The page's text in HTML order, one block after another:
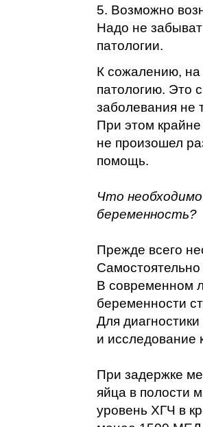
5. Возможно
Надо не
патологии.
К сожалению, на
патологию. Это
заболевания не
При этом
не произошел
помощь.
Что
беременность?
Прежде всего
В современном
беременности
Для
и исследование
При задержке
яйца в полости
уровень ХГЧ в